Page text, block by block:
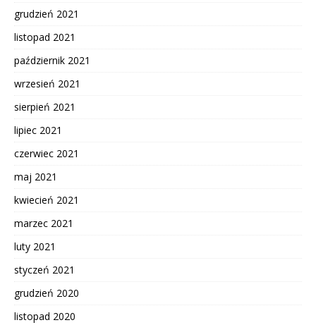
grudzień 2021
listopad 2021
październik 2021
wrzesień 2021
sierpień 2021
lipiec 2021
czerwiec 2021
maj 2021
kwiecień 2021
marzec 2021
luty 2021
styczeń 2021
grudzień 2020
listopad 2020